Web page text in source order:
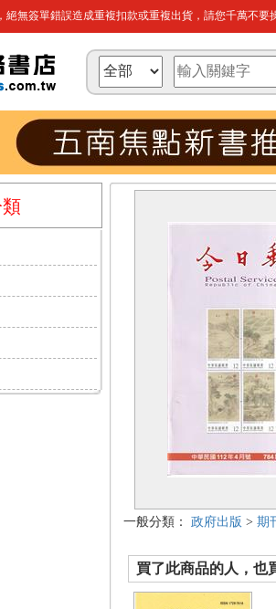
絕無簽單錯誤造成重複扣款或重複出貨，請您千萬不要
一般分類： 政府出版 > 期
買了此商品的人，也